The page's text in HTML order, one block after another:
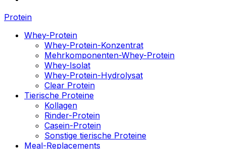
Protein
Whey-Protein
Whey-Protein-Konzentrat
Mehrkomponenten-Whey-Protein
Whey-Isolat
Whey-Protein-Hydrolysat
Clear Protein
Tierische Proteine
Kollagen
Rinder-Protein
Casein-Protein
Sonstige tierische Proteine
Meal-Replacements